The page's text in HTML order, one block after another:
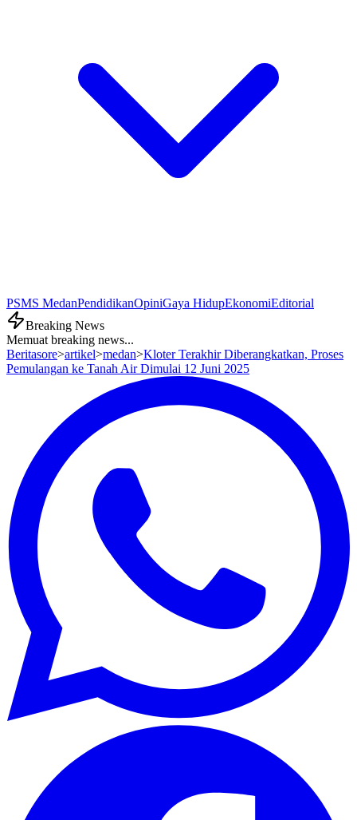
PSMS MedanPendidikanOpiniGaya HidupEkonomiEditorial
Breaking News
Memuat breaking news...
Beritasore>artikel>medan>Kloter Terakhir Diberangkatkan, Proses
Pemulangan ke Tanah Air Dimulai 12 Juni 2025